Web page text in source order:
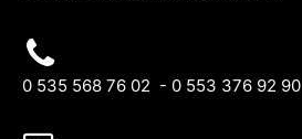
0 535 568 76 02 - 0 553 376 92 90